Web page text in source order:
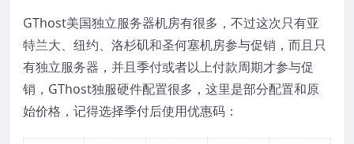
GThost美国独立服务器机房有很多，不过这次只有亚
特兰大、纽约、洛杉矶和圣何塞机房参与促销，而且只
有独立服务器，并且季付或者以上付款周期才参与促
销，GThost独服硬件配置很多，这里是部分配置和原
始价格，记得选择季付后使用优惠码：